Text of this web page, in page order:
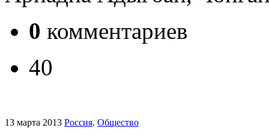
0 комментариев
40
13 марта 2013 Россия. Общество